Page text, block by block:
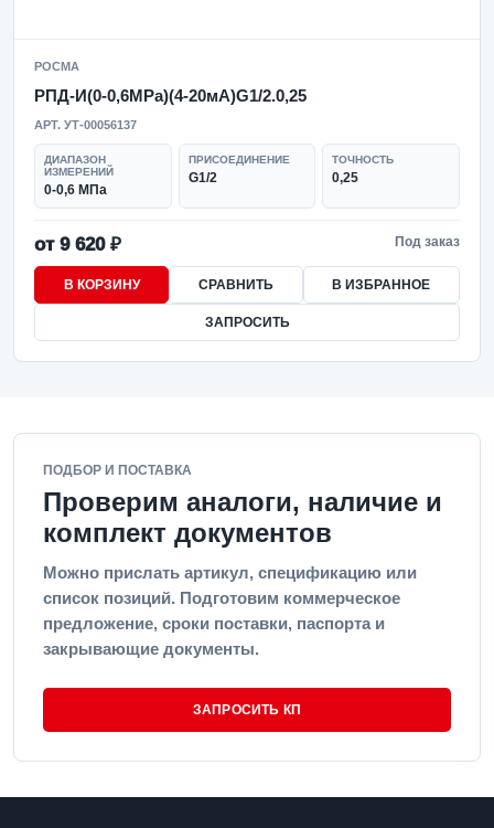
РОСМА
РПД-И(0-0,6MPa)(4-20мА)G1/2.0,25
АРТ. УТ-00056137
ДИАПАЗОН
ИЗМЕРЕНИЙ
0-0,6 МПа
ПРИСОЕДИНЕНИЕ
G1/2
ТОЧНОСТЬ
0,25
от 9 620 ₽ Под заказ
В КОРЗИНУ СРАВНИТЬ В ИЗБРАННОЕ
ЗАПРОСИТЬ
ПОДБОР И ПОСТАВКА
Проверим аналоги, наличие и
комплект документов
Можно прислать артикул, спецификацию или
список позиций. Подготовим коммерческое
предложение, сроки поставки, паспорта и
закрывающие документы.
ЗАПРОСИТЬ КП